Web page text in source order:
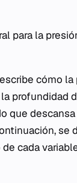
para la
cómo
profundidad
que
se
cada